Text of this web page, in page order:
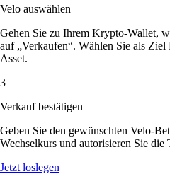
Velo auswählen
Gehen Sie zu Ihrem Krypto-Wallet,
auf „Verkaufen“. Wählen Sie als
Asset.
3
Verkauf bestätigen
Geben Sie den gewünschten Velo-
Wechselkurs und autorisieren Sie die
Jetzt loslegen